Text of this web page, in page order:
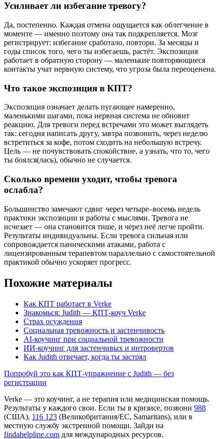
Усиливает ли избегание тревогу?
Да, постепенно. Каждая отмена ощущается как облегчение в
моменте — именно поэтому она так подкрепляется. Мозг
регистрирует: избегание сработало, повтори. За месяцы и
годы список того, чего ты избегаешь, растёт. Экспозиция
работает в обратную сторону — маленькие повторяющиеся
контакты учат нервную систему, что угроза была переоценена.
Что такое экспозиция в КПТ?
Экспозиция означает делать пугающее намеренно,
маленькими шагами, пока нервная система не обновит
реакцию. Для тревоги перед встречами это может выглядеть
так: сегодня написать другу, завтра позвонить, через неделю
встретиться за кофе, потом сходить на небольшую встречу.
Цель — не почувствовать спокойствие, а узнать, что то, чего
ты боялся(лась), обычно не случается.
Сколько времени уходит, чтобы тревога
ослабла?
Большинство замечают сдвиг через четыре–восемь недель
практики экспозиции и работы с мыслями. Тревога не
исчезает — она становится тише, и через неё легче пройти.
Результаты индивидуальны. Если тревога сильная или
сопровождается паническими атаками, работа с
лицензированным терапевтом параллельно с самостоятельной
практикой обычно ускоряет прогресс.
Похожие материалы
Как КПТ работает в Verke
Знакомься: Judith — КПТ-коуч Verke
Страх осуждения
Социальная тревожность и застенчивость
AI-коучинг при социальной тревожности
ИИ-коучинг для застенчивых и интровертов
Как Judith отвечает, когда ты застрял
Попробуй это как КПТ-упражнение с Judith — без
регистрации
Verke — это коучинг, а не терапия или медицинская помощь.
Результаты у каждого свои. Если ты в кризисе, позвони 988
(США), 116 123 (Великобритания/ЕС, Samaritans), или в
местную службу экстренной помощи. Зайди на
findahelpline.com для международных ресурсов.